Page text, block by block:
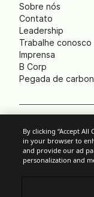
Sobre nós
Contato
Leadership
Trabalhe conosco
Imprensa
B Corp
Pegada de
Cookies
Política anti-spam
Política de
Termos e
Divulgação
By clicking “Accept
in your browser to
and provide our ad
personalization and